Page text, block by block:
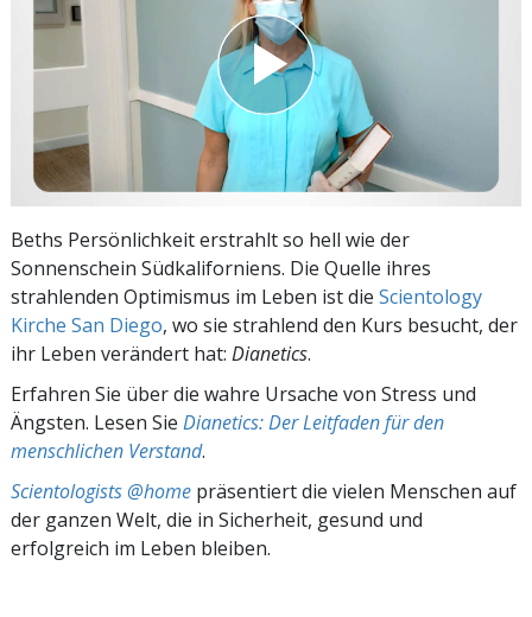
Beths Persönlichkeit erstrahlt so hell wie der
Sonnenschein Südkaliforniens. Die Quelle ihres
strahlenden Optimismus im Leben ist die Scientology
Kirche San Diego, wo sie strahlend den Kurs besucht, der
ihr Leben verändert hat: Dianetics.
Erfahren Sie über die wahre Ursache von Stress und
Ängsten. Lesen Sie Dianetics: Der Leitfaden für den
menschlichen Verstand.
Scientologists @home präsentiert die vielen Menschen auf
der ganzen Welt, die in Sicherheit, gesund und
erfolgreich im Leben bleiben.